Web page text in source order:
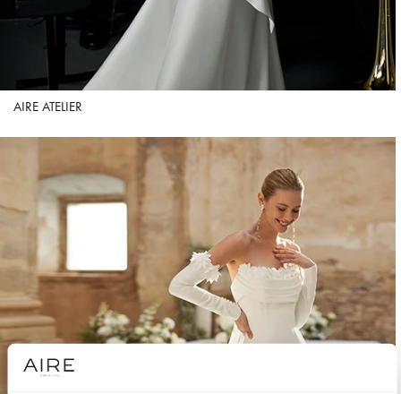
AIRE ATELIER